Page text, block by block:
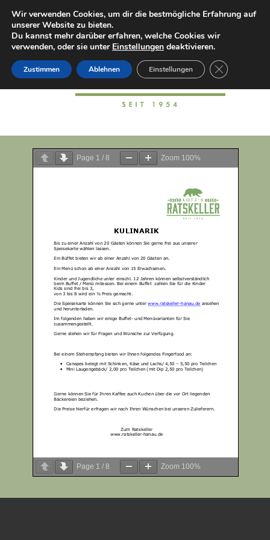
Page 1 / 8 Zoom 100%
Page 1 / 8 Zoom 100%
Wir verwenden Cookies, um dir die bestmögliche Erfahrung auf
unserer Website zu bieten.
Du kannst mehr darüber erfahren, welche Cookies wir
verwenden, oder sie unter Einstellungen deaktivieren.
Zustimmen Ablehnen Einstellungen GDPR